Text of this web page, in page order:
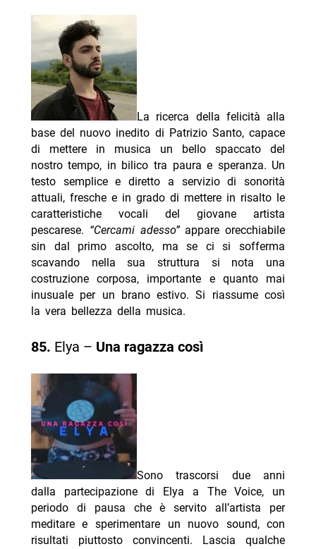
La ricerca della felicità alla
base del nuovo inedito di Patrizio Santo, capace
di mettere in musica un bello spaccato del
nostro tempo, in bilico tra paura e speranza. Un
testo semplice e diretto a servizio di sonorità
attuali, fresche e in grado di mettere in risalto le
caratteristiche vocali del giovane artista
pescarese. “Cercami adesso”appare orecchiabile
sin dal primo ascolto, ma se ci si sofferma
scavando nella sua struttura si nota una
costruzione corposa, importante e quanto mai
inusuale per un brano estivo. Si riassume così
la vera bellezza della musica.
85. Elya – Una ragazza così
Sono trascorsi due anni
dalla partecipazione di Elya a The Voice, un
periodo di pausa che è servito all’artista per
meditare e sperimentare un nuovo sound, con
risultati piuttosto convincenti. Lascia qualche